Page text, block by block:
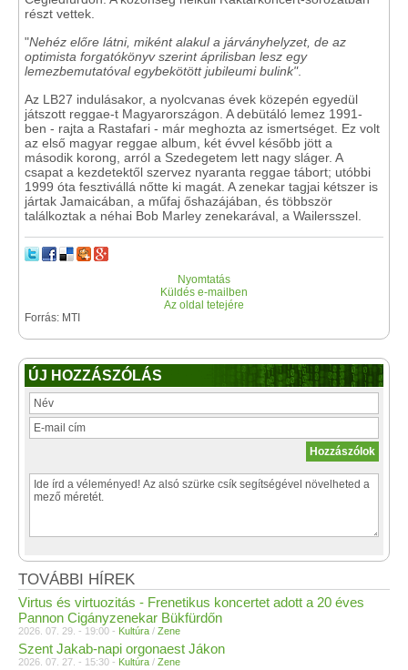
részt vettek.
"Nehéz előre látni, miként alakul a járványhelyzet, de az
optimista forgatókönyv szerint áprilisban lesz egy
lemezbemutatóval egybekötött jubileumi bulink".
Az LB27 indulásakor, a nyolcvanas évek közepén egyedül
játszott reggae-t Magyarországon. A debütáló lemez 1991-
ben - rajta a Rastafari - már meghozta az ismertséget. Ez volt
az első magyar reggae album, két évvel később jött a
második korong, arról a Szedegetem lett nagy sláger. A
csapat a kezdetektől szervez nyaranta reggae tábort; utóbbi
1999 óta fesztivállá nőtte ki magát. A zenekar tagjai kétszer is
jártak Jamaicában, a műfaj őshazájában, és többször
találkoztak a néhai Bob Marley zenekarával, a Wailersszel.
Nyomtatás
Küldés e-mailben
Az oldal tetejére
Forrás: MTI
ÚJ HOZZÁSZÓLÁS
TOVÁBBI HÍREK
Virtus és virtuozitás - Frenetikus koncertet adott a 20 éves
Pannon Cigányzenekar Bükfürdőn
2026. 07. 29. - 19:00 - Kultúra / Zene
Szent Jakab-napi orgonaest Jákon
2026. 07. 27. - 15:30 - Kultúra / Zene